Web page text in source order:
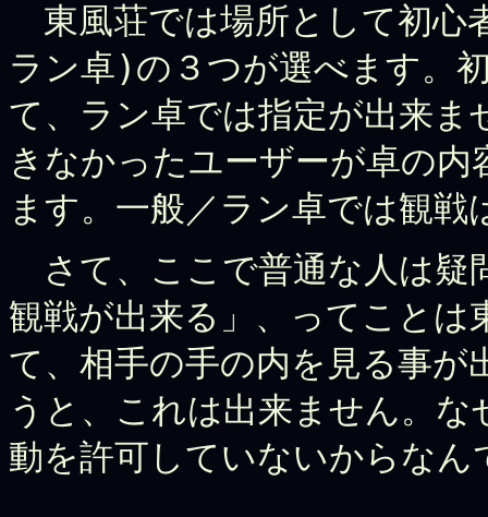
東風荘では場所として初心
ラン卓)の３つが選べます。
て、ラン卓では指定が出来ま
きなかったユーザーが卓の
ます。一般／ラン卓では観戦
さて、ここで普通な人は疑
観戦が出来る」、ってこと
て、相手の手の内を見る事
うと、これは出来ません。
動を許可していないからな